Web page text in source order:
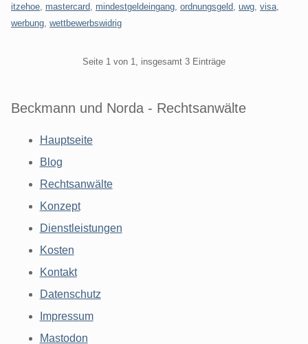
itzehoe mastercard mindestgeldeingang ordnungsgeld uwg visa
werbung wettbewerbswidrig
Seite 1 von 1, insgesamt 3 Einträge
Beckmann und Norda - Rechtsanwälte
Hauptseite
Blog
Rechtsanwälte
Konzept
Dienstleistungen
Kosten
Kontakt
Datenschutz
Impressum
Mastodon